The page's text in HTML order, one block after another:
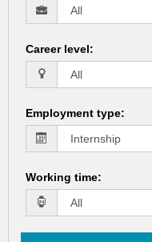
Career level:
Employment type:
Working time: